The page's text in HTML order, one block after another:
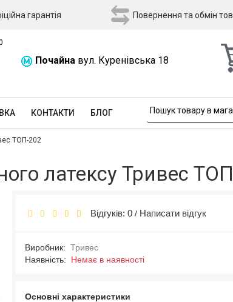
гарантія Повернення та обмін
Почайна вул. Куренівська 18
КОНТАКТИ БЛОГ
ТОП-202
латексу Тривес
Відгуків: 0 / Написати відгук
Виробник: Тривес
Наявність: Немає в наявності
Основні характеристики